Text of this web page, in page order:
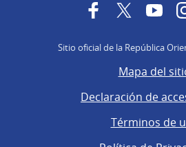
FacebookTwitter
Sitio oficial de la República
Mapa del
Declaración de
Términos de